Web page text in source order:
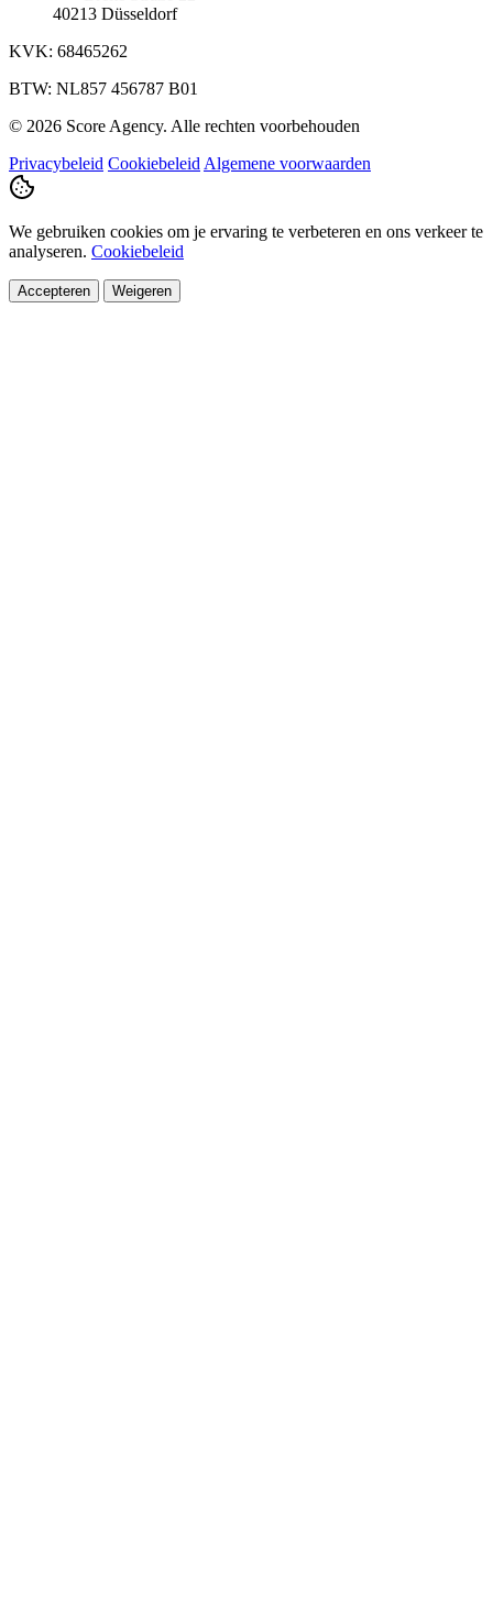
40213 Düsseldorf
KVK: 68465262
BTW: NL857 456787 B01
© 2026 Score Agency. Alle rechten voorbehouden
Privacybeleid Cookiebeleid Algemene voorwaarden
We gebruiken cookies om je ervaring te verbeteren en ons verkeer te
analyseren. Cookiebeleid
Accepteren Weigeren